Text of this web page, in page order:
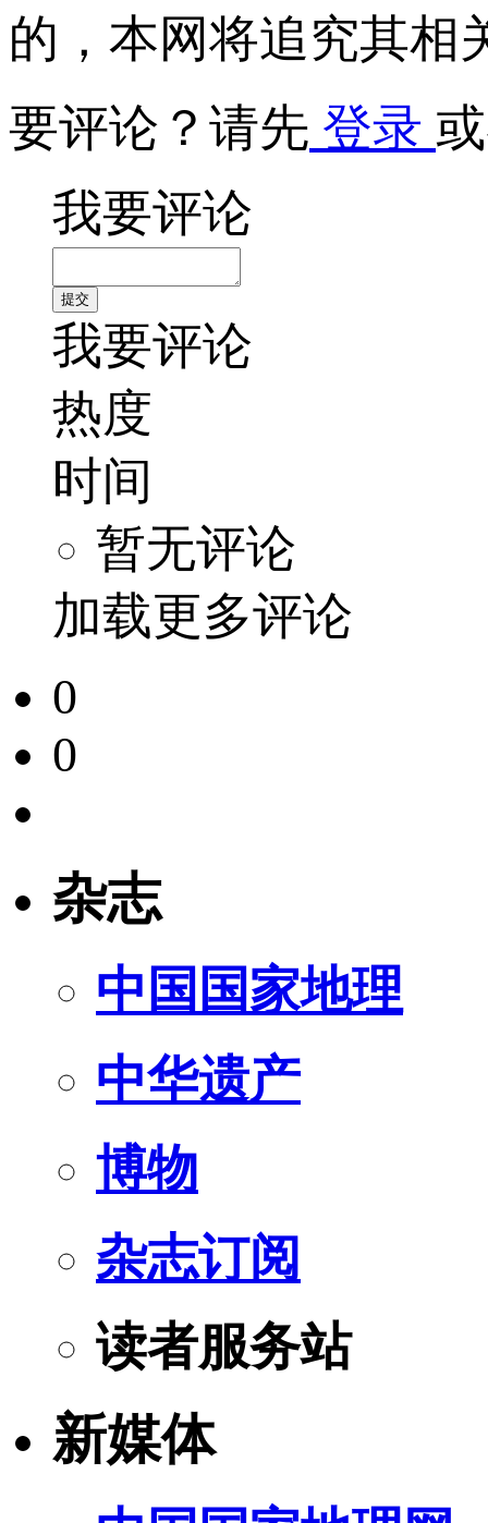
的，本网将追究其相
要评论？请先 登录
我要评论
我要评论
热度
时间
暂无评论
加载更多评论
0
0
杂志
中国国家地理
中华遗产
博物
杂志订阅
读者服务站
新媒体